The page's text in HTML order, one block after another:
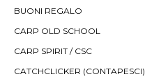
BUONI REGALO
CARP OLD SCHOOL
CARP SPIRIT / CSC
CATCHCLICKER (CONTAPESCI)